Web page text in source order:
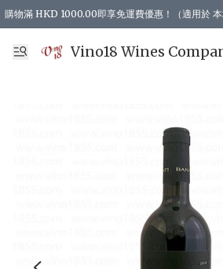
購物滿 HKD 1000.00即享免運費優惠！（適用於
Vino18 Wines